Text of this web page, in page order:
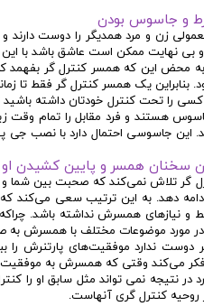
زن و مرد همدیگر را دوست
بی نهایت ممکن است عاشق باشد با
به محض این که همسر کنترل گر
یک همسر کنترل گر فقط تا
را تحت کنترل خودتان داشته باشید
هستند و فرد مقابل را تمام
این جاسوسی احتمال دارد با نصب جی
گر تلاش نمی‌کند که صحبت بین شما و
دهد. به این ترتیب سعی می‌کند
و نیازهای همسرش نداشته باشد.
مورد موضوعات مختلف با همسرش به
دوست ندارد موفقیت‌های پارتنرش را
وقتی که همسرش به موفقیت
در نتیجه نمی تواند مثل سابق او را
روحیه کنترل گری آنهاست.